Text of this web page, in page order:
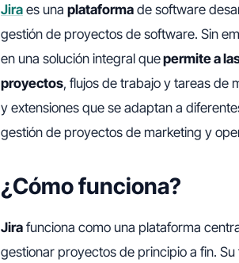
Jira es una plataforma de software
gestión de proyectos de software. Sin
en una solución integral quepermite a
proyectos, flujos de trabajo y tareas de
y extensiones que se adaptan a
gestión de proyectos de marketing y
¿Cómo funciona?
Jira funciona como una plataforma
gestionar proyectos de principio a fin.